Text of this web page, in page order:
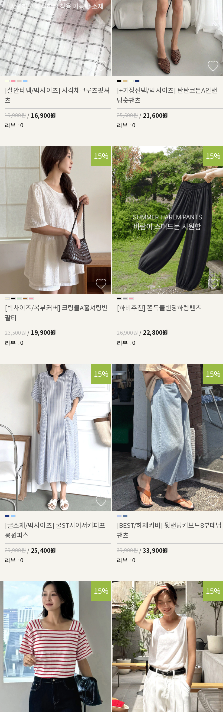
[살안타템/빅사이즈] 사각체크루즈핏셔
츠
19,900원 / 16,900원
리뷰 : 0
[+기장선택/빅사이즈] 탄탄코튼A인밴
딩숏팬츠
25,500원 / 21,600원
리뷰 : 0
15%
[빅사이즈/복부커버] 크링클A훌셔링반
팔티
23,500원 / 19,900원
리뷰 : 0
15%
[하비추천] 쫀득쿨밴딩하렘팬츠
26,900원 / 22,800원
리뷰 : 0
15%
[쿨소재/빅사이즈] 쿨ST시어서커퍼프
롱원피스
29,900원 / 25,400원
리뷰 : 0
15%
[BEST/하체커버] 뒷밴딩커브드8부데님
팬츠
39,900원 / 33,900원
리뷰 : 0
15% 15%